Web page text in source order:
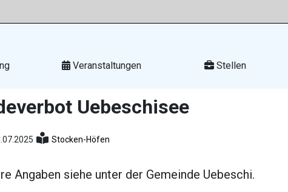
Veranstaltungen Stellen
Uebeschisee
Stocken-Höfen
Angaben siehe unter der Gemeinde Uebeschi.